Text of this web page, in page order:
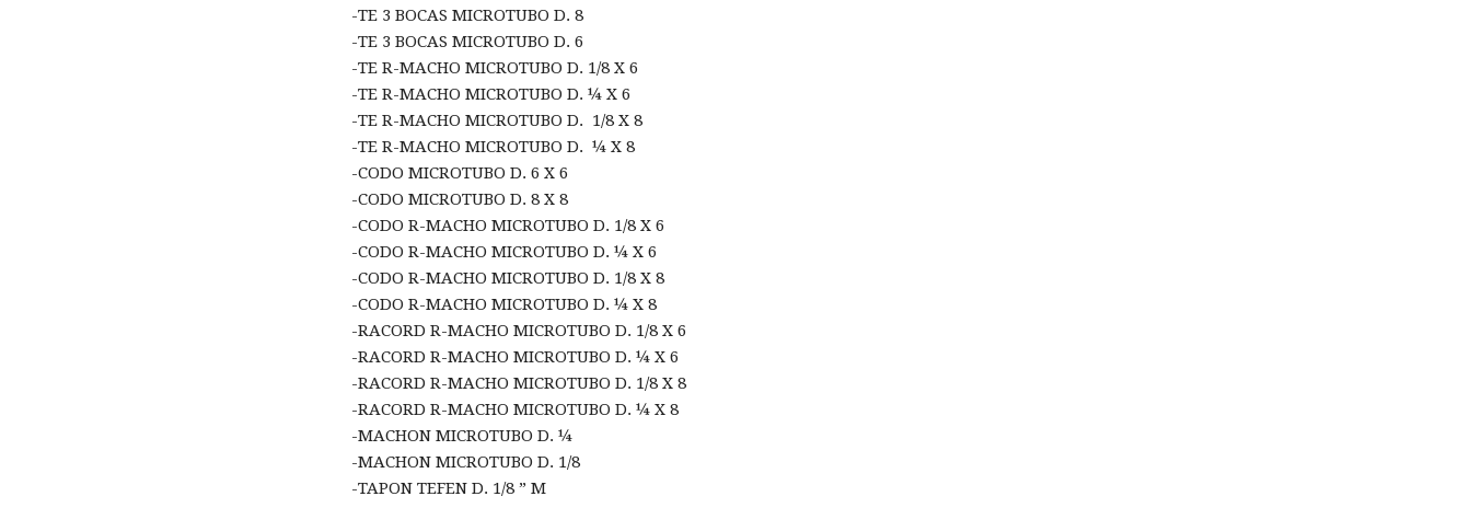
-TE 3 BOCAS MICROTUBO D. 8
-TE 3 BOCAS MICROTUBO D. 6
-TE R-MACHO MICROTUBO D. 1/8 X 6
-TE R-MACHO MICROTUBO D. ¼ X 6
-TE R-MACHO MICROTUBO D. 1/8 X 8
-TE R-MACHO MICROTUBO D. ¼ X 8
-CODO MICROTUBO D. 6 X 6
-CODO MICROTUBO D. 8 X 8
-CODO R-MACHO MICROTUBO D. 1/8 X 6
-CODO R-MACHO MICROTUBO D. ¼ X 6
-CODO R-MACHO MICROTUBO D. 1/8 X 8
-CODO R-MACHO MICROTUBO D. ¼ X 8
-RACORD R-MACHO MICROTUBO D. 1/8 X 6
-RACORD R-MACHO MICROTUBO D. ¼ X 6
-RACORD R-MACHO MICROTUBO D. 1/8 X 8
-RACORD R-MACHO MICROTUBO D. ¼ X 8
-MACHON MICROTUBO D. ¼
-MACHON MICROTUBO D. 1/8
-TAPON TEFEN D. 1/8 ” M